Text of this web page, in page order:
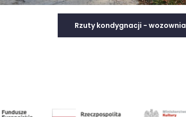
Rzuty kondygnacji - wozownia